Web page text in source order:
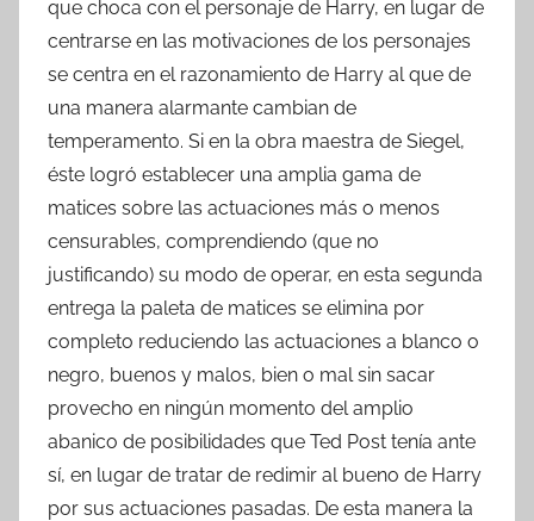
que choca con el personaje de Harry, en lugar de
centrarse en las motivaciones de los personajes
se centra en el razonamiento de Harry al que de
una manera alarmante cambian de
temperamento. Si en la obra maestra de Siegel,
éste logró establecer una amplia gama de
matices sobre las actuaciones más o menos
censurables, comprendiendo (que no
justificando) su modo de operar, en esta segunda
entrega la paleta de matices se elimina por
completo reduciendo las actuaciones a blanco o
negro, buenos y malos, bien o mal sin sacar
provecho en ningún momento del amplio
abanico de posibilidades que Ted Post tenía ante
sí, en lugar de tratar de redimir al bueno de Harry
por sus actuaciones pasadas. De esta manera la